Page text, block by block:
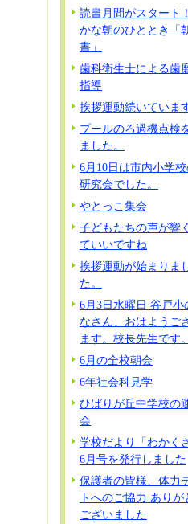
読書月間がスタート
かな朝のひととき「
書」
歯科衛生士による歯
指導
挨拶運動続いていま
プールのろ過機点検
ました。
6月10日は市内小学
研究会でした。
やとっこ集会
子どもたちの声が響
ていいですね
挨拶運動が始まりま
た。
6月3日水曜日 谷戸小
なさん、おはようご
ます。校長先生です
6月の全校朝会
6年社会科見学
ひばりが丘中学校の
会
学校だより「わかく
6月号を発行しました
保護者の皆様、体力
トへのご協力 ありが
ございました